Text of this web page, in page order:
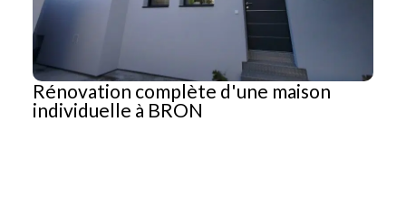
Rénovation complète d'une maison
individuelle à BRON